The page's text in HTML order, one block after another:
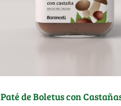
Paté de Boletus con